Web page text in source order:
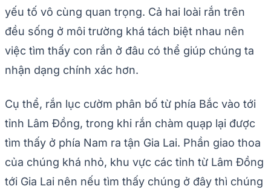
yếu tố vô cùng quan trọng. Cả hai loài rắn trên
đều sống ở môi trường khá tách biệt nhau nên
việc tìm thấy con rắn ở đâu có thể giúp chúng ta
nhận dạng chính xác hơn.
Cụ thể, rắn lục cườm phân bố từ phía Bắc vào tới
tỉnh Lâm Đồng, trong khi rắn chàm quạp lại được
tìm thấy ở phía Nam ra tận Gia Lai. Phần giao thoa
của chúng khá nhỏ, khu vực các tỉnh từ Lâm Đồng
tới Gia Lai nên nếu tìm thấy chúng ở đây thì chúng